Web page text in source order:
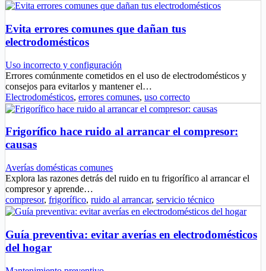
Evita errores comunes que dañan tus
electrodomésticos
Uso incorrecto y configuración
Errores comúnmente cometidos en el uso de electrodomésticos y
consejos para evitarlos y mantener el…
Electrodomésticos, errores comunes, uso correcto
Frigorífico hace ruido al arrancar el compresor:
causas
Averías domésticas comunes
Explora las razones detrás del ruido en tu frigorífico al arrancar el
compresor y aprende…
compresor, frigorífico, ruido al arrancar, servicio técnico
Guía preventiva: evitar averías en electrodomésticos
del hogar